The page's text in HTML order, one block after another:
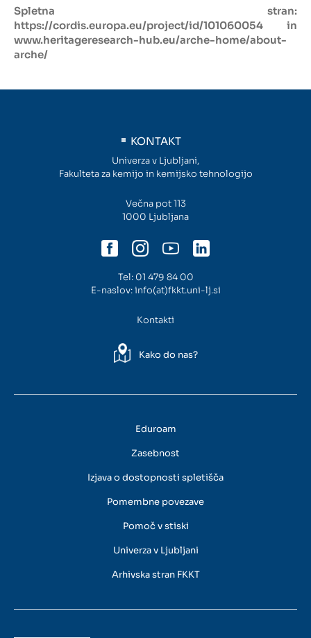
Intranet
Alumni UL FKKT
Center za raziskave vode UL
SL
Spletna stran:
https://cordis.europa.eu/project/id/101060054 in
www.heritageresearch-hub.eu/arche-home/about-
arche/
KONTAKT
Univerza v Ljubljani,
Fakulteta za kemijo in kemijsko tehnologijo
Večna pot 113
1000 Ljubljana
Tel: 01 479 84 00
E-naslov:info(at)fkkt.uni-lj.si
Kontakti
Kako do nas?
Eduroam
Zasebnost
Izjava o dostopnosti spletišča
Pomembne povezave
Pomoč v stiski
Univerza v Ljubljani
Arhivska stran FKKT